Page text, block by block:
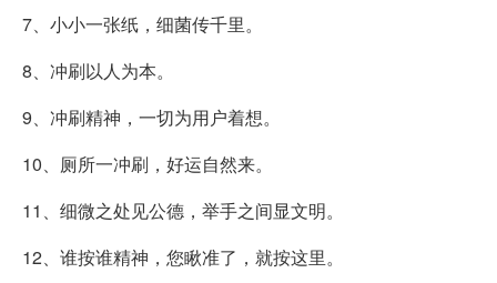
7、小小一张纸，细菌传千里。
8、冲刷以人为本。
9、冲刷精神，一切为用户着想。
10、厕所一冲刷，好运自然来。
11、细微之处见公德，举手之间显文明。
12、谁按谁精神，您瞅准了，就按这里。